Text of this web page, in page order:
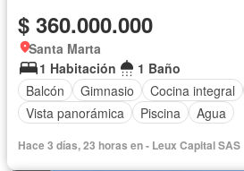
$ 360.000.000
Santa Marta
1 Habitación
1 Baño
Balcón
Gimnasio Cocina integral
Vista panorámica
Piscina Agua
Hace 3 días, 23 horas en - Leux Capital SAS